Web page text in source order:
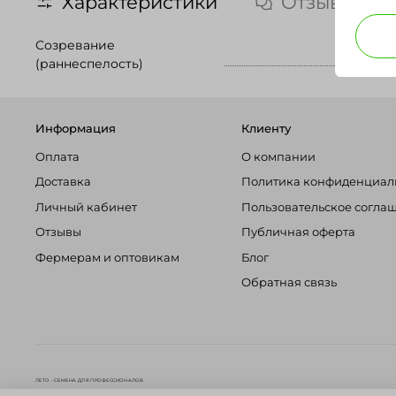
Созревание
(раннеспелость)
Информация
Оплата
Доставка
Личный кабинет
Отзывы
Фермерам и оптовикам
Клиенту
О компании
Политика
Пользовательское
Публичная оферта
Блог
Обратная связь
ЛЕТО - СЕМЕНА ДЛЯ ПРОФЕССИОНАЛОВ